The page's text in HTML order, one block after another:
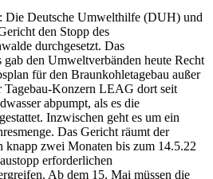
Die Deutsche Umwelthilfe (DUH) und
den Stopp des
durchgesetzt. Das
den Umweltverbänden heute Recht
für den Braunkohletagebau außer
Tagebau-Konzern LEAG dort seit
abpumpt, als es die
Inzwischen geht es um ein
Das Gericht räumt der
zwei Monaten bis zum 14.5.22
erforderlichen
Ab dem 15. Mai müssen die